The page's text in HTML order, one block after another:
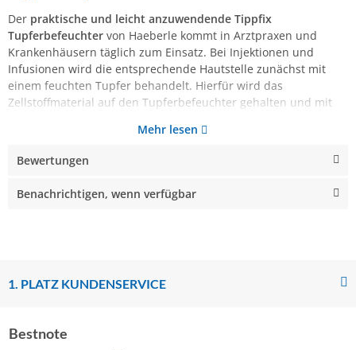
Der praktische und leicht anzuwendende Tippfix
Tupferbefeuchter von Haeberle kommt in Arztpraxen und
Krankenhäusern täglich zum Einsatz. Bei Injektionen und
Infusionen wird die entsprechende Hautstelle zunächst mit
einem feuchten Tupfer behandelt. Hierfür wird das
Zellstoffmaterial auf den Tupferbefeuchter gehalten und mit
Mehr lesen
Bewertungen
Benachrichtigen, wenn verfügbar
1. PLATZ KUNDENSERVICE
Bestnote